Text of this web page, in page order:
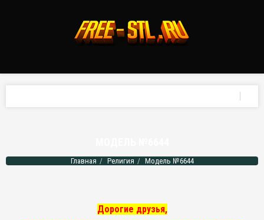
Главная Религия Модель №6644
Дорогие друзья,